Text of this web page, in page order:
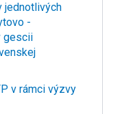
jednotlivých
-
gescii
v rámci výzvy